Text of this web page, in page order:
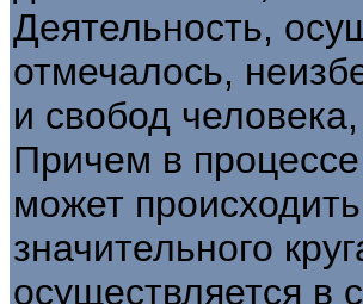
Деятельность,
отмечалось,
и свобод
Причем в
может
значительного
осуществляется в